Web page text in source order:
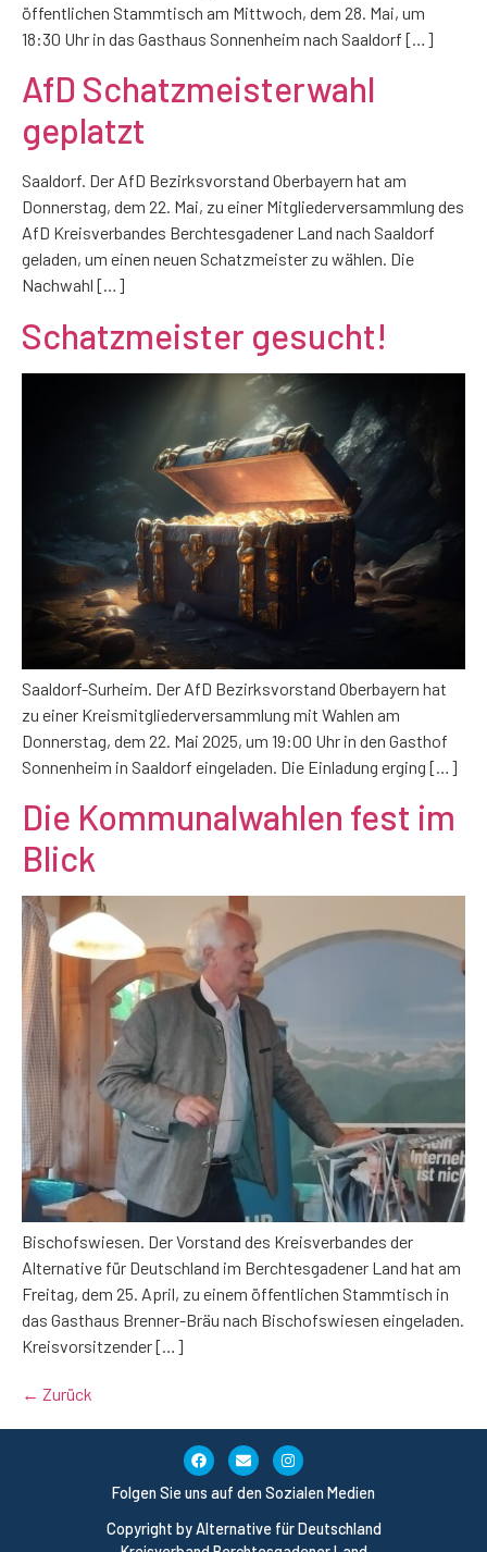
öffentlichen Stammtisch am Mittwoch, dem 28. Mai, um
18:30 Uhr in das Gasthaus Sonnenheim nach Saaldorf […]
AfD Schatzmeisterwahl
geplatzt
Saaldorf. Der AfD Bezirksvorstand Oberbayern hat am
Donnerstag, dem 22. Mai, zu einer Mitgliederversammlung des
AfD Kreisverbandes Berchtesgadener Land nach Saaldorf
geladen, um einen neuen Schatzmeister zu wählen. Die
Nachwahl […]
Schatzmeister gesucht!
Saaldorf-Surheim. Der AfD Bezirksvorstand Oberbayern hat
zu einer Kreismitgliederversammlung mit Wahlen am
Donnerstag, dem 22. Mai 2025, um 19:00 Uhr in den Gasthof
Sonnenheim in Saaldorf eingeladen. Die Einladung erging […]
Die Kommunalwahlen fest im
Blick
Bischofswiesen. Der Vorstand des Kreisverbandes der
Alternative für Deutschland im Berchtesgadener Land hat am
Freitag, dem 25. April, zu einem öffentlichen Stammtisch in
das Gasthaus Brenner-Bräu nach Bischofswiesen eingeladen.
Kreisvorsitzender […]
← Zurück
Copyright by Alternative für Deutschland
Folgen Sie uns auf den Sozialen Medien